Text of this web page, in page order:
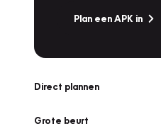
Plan een APK in
Direct plannen
Grote beurt